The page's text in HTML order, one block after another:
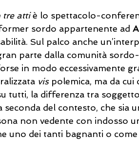
tre atti è lo spettacolo-
sordo appartenente ad
Sul palco anche
parte dalla comunità
in modo eccessivamente
vis polemica, ma da cui
tutti, la differenza tra
seconda del contesto, che sia
non vedente con indosso
uno dei tanti bagnanti o